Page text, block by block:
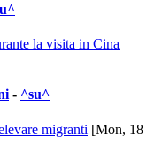
la visita in Cina
- ^su^
migranti [Mon, 18